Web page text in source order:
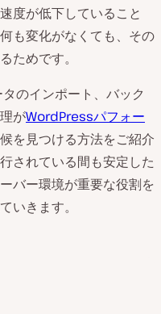
度が低下していること
も変化がなくても、その
ためです。
のインポート、バック
がWordPressパフォー
を見つける方法をご紹介
されている間も安定した
バー環境が重要な役割を
いきます。